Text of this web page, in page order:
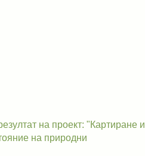
на проект: "Картиране и
на природни